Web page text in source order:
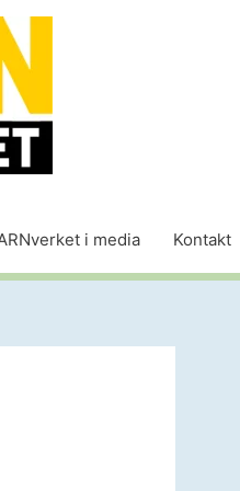
i media Kontakt